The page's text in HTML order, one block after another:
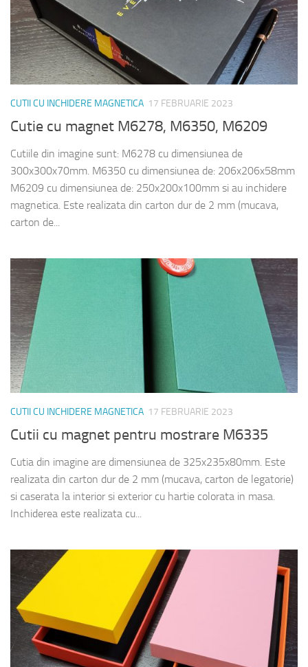
CUTII CU INCHIDERE MAGNETICA 17 FEBRUARIE 2023
Cutie cu magnet M6278, M6350, M6209
Cutiile din imagine sunt: M6278 cu dimensiunea de
300x300x70mm. M6350 cu dimensiunea de: 206x206x58mm
M6209 cu dimensiunea de: 250x200x100mm si au inchidere
magnetica. Este realizata din carton dur de 2 mm (mucava,
carton de...
CUTII CU INCHIDERE MAGNETICA 17 FEBRUARIE 2023
Cutii cu magnet pentru mostrare M6335
Cutia din imagine are dimensiunea de 325x235x80mm. Este
realizata din carton dur de 2 mm (mucava, carton de legatorie)
si caserata la interior si exterior cu hartie colorata in masa.
Inchiderea este realizata cu...